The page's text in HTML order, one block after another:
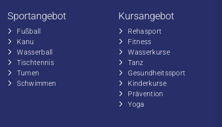
Sportangebot
Fußball
​Kanu
​Wasserball
​Tischtennis
​​Turnen
​​Schwimmen
Kursangebot
​Rehasport
​​Fitness
​​Wasserkurse
​​Tanz
​Gesundheitssport
​Kinderkurse
Prävention
Yoga